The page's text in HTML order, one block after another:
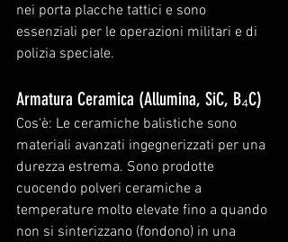
nei porta placche tattici e sono
essenziali per le operazioni militari e di
polizia speciale.
Armatura Ceramica (Allumina, SiC, B₄C)
Cos'è: Le ceramiche balistiche sono
materiali avanzati ingegnerizzati per una
durezza estrema. Sono prodotte
cuocendo polveri ceramiche a
temperature molto elevate fino a quando
non si sinterizzano (fondono) in una